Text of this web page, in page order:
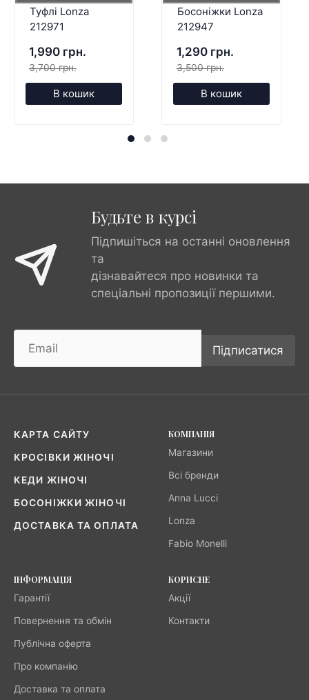
Туфлі Lonza
212971
1,990 грн.
3,700 грн.
В кошик
Босоніжки Lonza
212947
1,290 грн.
3,500 грн.
В кошик
Будьте в курсі
Підпишіться на останні оновлення
та
дізнавайтеся про новинки та
спеціальні пропозиції першими.
Підписатися
КАРТА САЙТУ
КРОСІВКИ ЖІНОЧІ
КЕДИ ЖІНОЧІ
БОСОНІЖКИ ЖІНОЧІ
ДОСТАВКА ТА ОПЛАТА
КОМПАНІЯ
Магазини
Всі бренди
Anna Lucci
Lonza
Fabio Monelli
ІНФОРМАЦІЯ
Гарантії
Повернення та обмін
Публічна оферта
Про компанію
Доставка та оплата
КОРИСНЕ
Акції
Контакти